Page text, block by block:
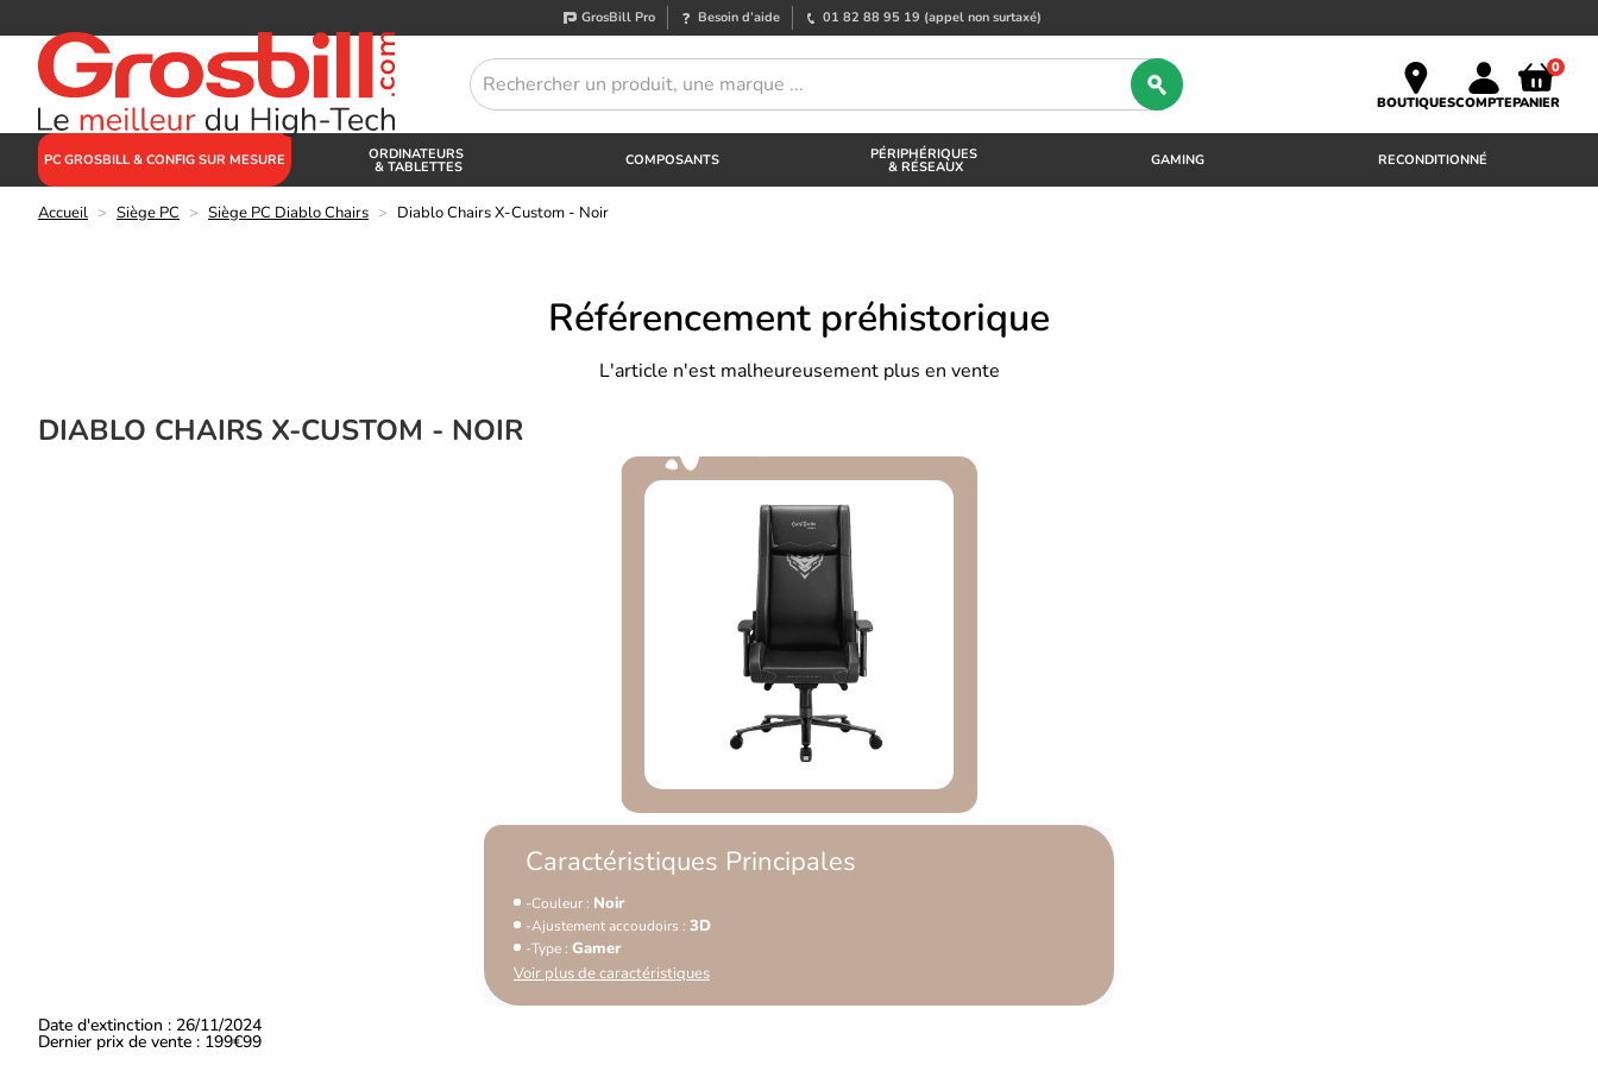
GrosBill Pro Besoin d’aide 01 82 88 95 19 (appel non surtaxé)
BOUTIQUESCOMPTE
0
PANIER
PC GROSBILL & CONFIG SUR MESURE ORDINATEURS
& TABLETTES COMPOSANTS PÉRIPHÉRIQUES
& RÉSEAUX GAMING RECONDITIONNÉ
Accueil > Siège PC > Siège PC Diablo Chairs > Diablo Chairs X-Custom - Noir
Référencement préhistorique
L'article n'est malheureusement plus en vente
DIABLO CHAIRS X-CUSTOM - NOIR
Caractéristiques Principales
Couleur : Noir
Ajustement accoudoirs : 3D
Type : Gamer
Voir plus de caractéristiques
Date d'extinction : 26/11/2024
Dernier prix de vente : 199€99